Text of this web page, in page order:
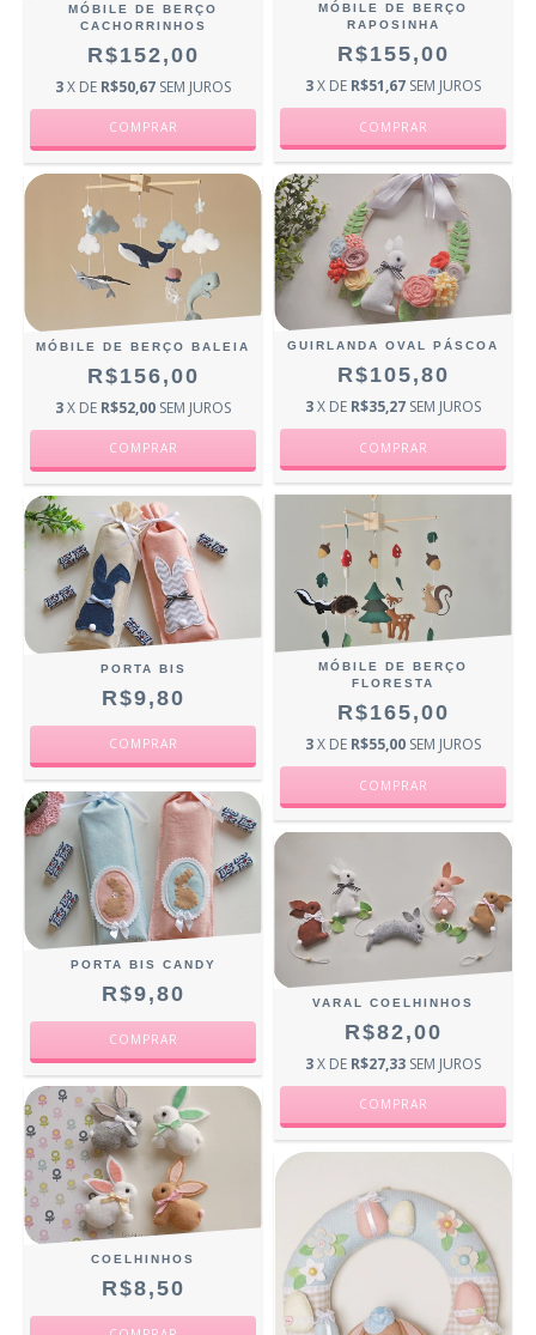
MÓBILE DE BERÇO
CACHORRINHOS
R$152,00
3X DE R$50,67 SEM JUROS
MÓBILE DE BERÇO
RAPOSINHA
R$155,00
3X DE R$51,67 SEM JUROS
MÓBILE DE BERÇO BALEIA
R$156,00
3X DE R$52,00 SEM JUROS
GUIRLANDA OVAL PÁSCOA
R$105,80
3X DE R$35,27 SEM JUROS
PORTA BIS
R$9,80
MÓBILE DE BERÇO
FLORESTA
R$165,00
3X DE R$55,00 SEM JUROS
PORTA BIS CANDY
R$9,80 VARAL COELHINHOS
R$82,00
3X DE R$27,33 SEM JUROS
COELHINHOS
R$8,50